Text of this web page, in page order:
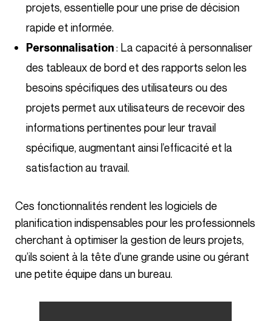
projets, essentielle pour une prise de décision
rapide et informée.
Personnalisation: La capacité à personnaliser
des tableaux de bord et des rapports selon les
besoins spécifiques des utilisateurs ou des
projets permet aux utilisateurs de recevoir des
informations pertinentes pour leur travail
spécifique, augmentant ainsi l’efficacité et la
satisfaction au travail.
Ces fonctionnalités rendent les logiciels de
planification indispensables pour les professionnels
cherchant à optimiser la gestion de leurs projets,
qu’ils soient à la tête d’une grande usine ou gérant
une petite équipe dans un bureau.